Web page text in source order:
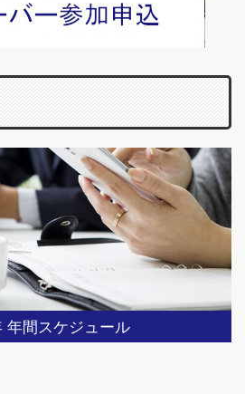
年間スケジュール